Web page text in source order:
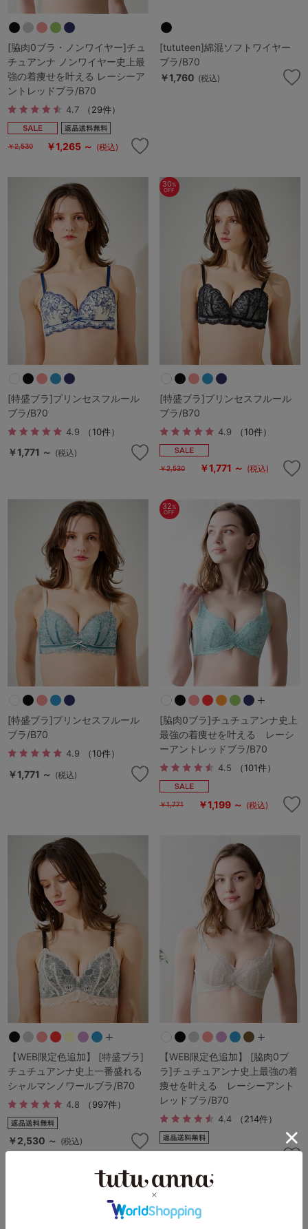
[脇肉0ブラ・ノンワイヤー]チュ
チュアンナ ノンワイヤー史上最
強の着痩せを叶える レーシーア
ントレッドブラ/B70
4.7 （29件）
￥2,530 ￥1,265 ～ (税込)
[tututeen]綿混ソフトワイヤー
ブラ/B70
￥1,760 (税込)
[特盛ブラ]プリンセスフルール
ブラ/B70
4.9 （10件）
￥1,771 ～ (税込)
30%
OFF
[特盛ブラ]プリンセスフルール
ブラ/B70
4.9 （10件）
￥2,530 ￥1,771 ～ (税込)
[特盛ブラ]プリンセスフルール
ブラ/B70
4.9 （10件）
￥1,771 ～ (税込)
32%
OFF
[脇肉0ブラ]チュチュアンナ史上
最強の着痩せを叶える レーシ
ーアントレッドブラ/B70
4.5 （101件）
￥1,771 ￥1,199 ～ (税込)
【WEB限定色追加】 [特盛ブラ]
チュチュアンナ史上一番盛れる
シャルマンノワールブラ/B70
4.8 （997件）
￥2,530 ～ (税込)
【WEB限定色追加】 [脇肉0ブ
ラ]チュチュアンナ史上最強の着
痩せを叶える レーシーアント
レッドブラ/B70
4.4 （214件）
￥2,530 ～